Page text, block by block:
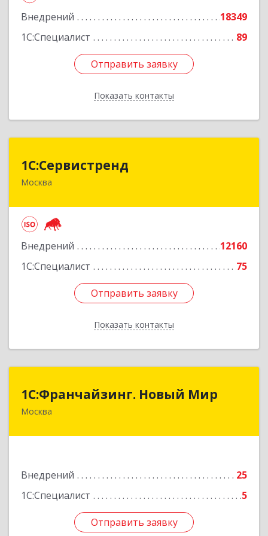
Внедрений
18349
1С:Специалист
89
Отправить заявку
Показать контакты
Отправить заявку
Назад
1С:Сервистренд
Москва
Внедрений
12160
1С:Специалист
75
Отправить заявку
Показать контакты
107023, Москва г, Семёновский пер, дом № 15,
Отправить заявку
Назад
1С:Франчайзинг. Новый Мир
Москва
Внедрений
25
1С:Специалист
5
Отправить заявку
1С:Франчайзинг. Новый Мир
101000, Москва г, Армянский пер, дом № 9,
Отправить заявку